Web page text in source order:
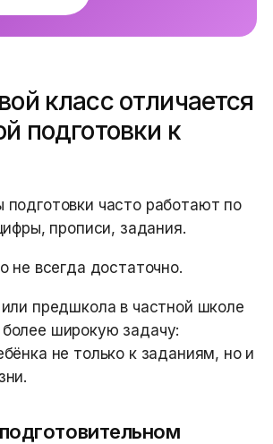
класс отличается
подготовки к
часто работают по
прописи, задания.
не всегда достаточно.
предшкола в частной школе
широкую задачу:
не только к заданиям, но и